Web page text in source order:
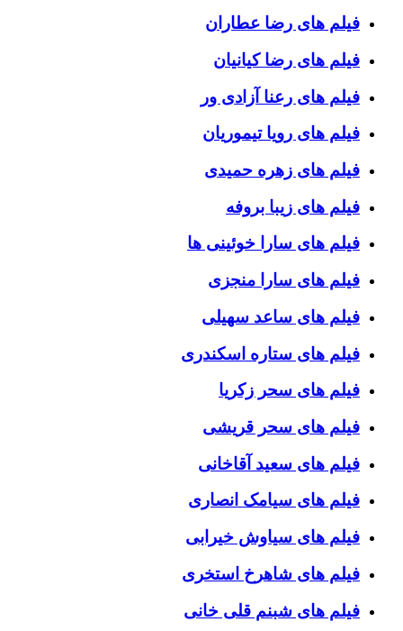
فیلم های رضا عطاران
فیلم های رضا کیانیان
فیلم های رعنا آزادی ور
فیلم های رویا تیموریان
فیلم های زهره حمیدی
فیلم های زیبا بروفه
فیلم های سارا خوئینی ها
فیلم های سارا منجزی
فیلم های ساعد سهیلی
فیلم های ستاره اسکندری
فیلم های سحر زکریا
فیلم های سحر قریشی
فیلم های سعید آقاخانی
فیلم های سیامک انصاری
فیلم های سیاوش خیرابی
فیلم های شاهرخ استخری
فیلم های شبنم قلی خانی